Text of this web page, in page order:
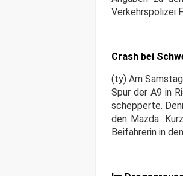
Verkehrspolizei
Crash bei
(ty) Am
Spur der A9 in
schepperte.
den Mazda.
Beifahrerin in